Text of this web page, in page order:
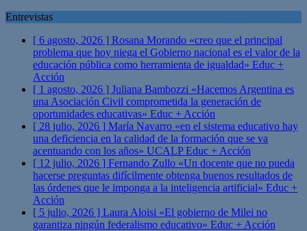
Entrevistas
[ 6 agosto, 2026 ] Rosana Morando «creo que el principal
problema que hoy niega el Gobierno nacional es el valor de la
educación pública como herramienta de igualdad» Educ +
Acción
[ 1 agosto, 2026 ] Juliana Bambozzi «Hacemos Argentina es
una Asociación Civil comprometida la generación de
oportunidades educativas» Educ + Acción
[ 28 julio, 2026 ] María Navarro «en el sistema educativo hay
una deficiencia en la calidad de la formación que se va
acentuando con los años» UCALPEduc + Acción
[ 12 julio, 2026 ] Fernando Zullo «Un docente que no pueda
hacerse preguntas difícilmente obtenga buenos resultados de
las órdenes que le imponga a la inteligencia artificial» Educ +
Acción
[ 5 julio, 2026 ] Laura Aloisi «El gobierno de Milei no
garantiza ningún federalismo educativo» Educ + Acción